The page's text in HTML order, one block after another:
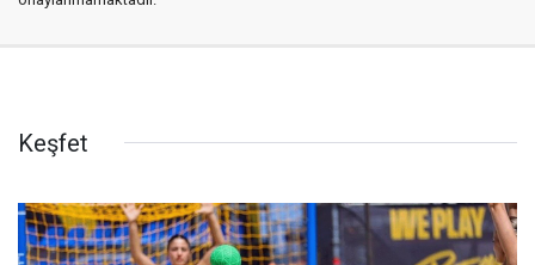
Keşfet